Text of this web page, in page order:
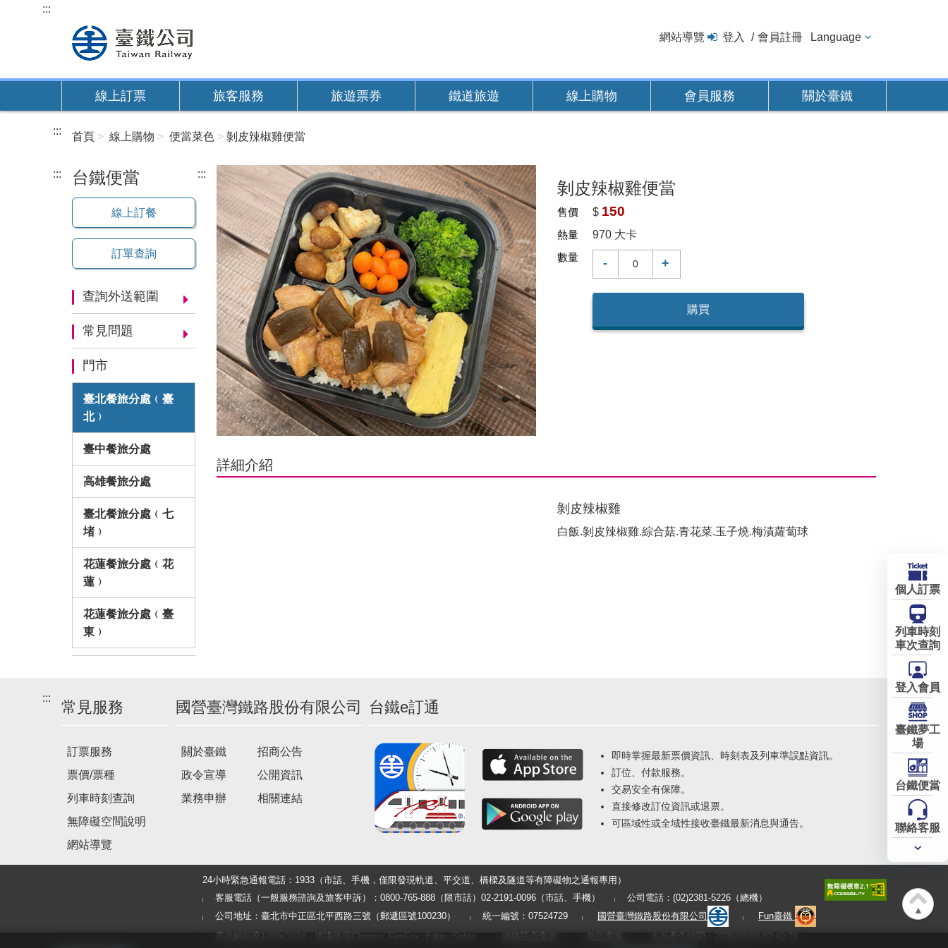
內
:::
網站導覽 登入 會員註冊 Language
線上訂票 旅客服務 旅遊票券 鐵道旅遊 線上購物 會員服務 關於臺鐵
::: 首頁 線上購物 便當菜色 剝皮辣椒雞便當
::: 台鐵便當
線上訂餐
訂單查詢
查詢外送範圍
常見問題
門市
臺北餐旅分處﹙臺
北﹚
臺中餐旅分處
高雄餐旅分處
臺北餐旅分處﹙七
堵﹚
花蓮餐旅分處﹙花
蓮﹚
花蓮餐旅分處﹙臺
東﹚
:::
剝皮辣椒雞便當
售價 $ 150
熱量
970 大卡
數量
- +
購買
詳細介紹
剝皮辣椒雞
白飯.剝皮辣椒雞.綜合菇.青花菜.玉子燒.梅漬蘿蔔球
:::
常見服務
訂票服務
票價/票種
列車時刻查詢
無障礙空間說明
網站導覽
國營臺灣鐵路股份有限公司
關於臺鐵
政令宣導
業務申辦
招商公告
公開資訊
相關連結
台鐵e訂通
即時掌握最新票價資訊、時刻表及列車準誤點資訊。
訂位、付款服務。
交易安全有保障。
直接修改訂位資訊或退票。
可區域性或全域性接收臺鐵最新消息與通告。
24小時緊急通報電話：1933（市話、手機，僅限發現軌道、平交道、橋樑及隧道等有障礙物之通報專用）
客服電話（一般服務諮詢及旅客申訴）：0800-765-888（限市話）02-2191-0096（市話、手機）
公司電話：(02)2381-5226（總機）
公司地址：臺北市中正區北平西路三號（郵遞區號100230）
統一編號：07524729 國營臺灣鐵路股份有限公司
Fun臺鐵
最低解析度1280x1024，建議使用Chrome, FireFox, Edge, Safari
網路語音客服 數位客服 本頁產生時間：2026/08/08 02:40:26
個人訂票
列車時刻
車次查詢
登入會員
臺鐵夢工
場
台鐵便當
聯絡客服
常用
▲